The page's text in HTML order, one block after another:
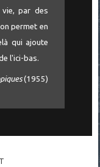
par des
permet en
qui ajoute
l'ici-bas.
(1955)